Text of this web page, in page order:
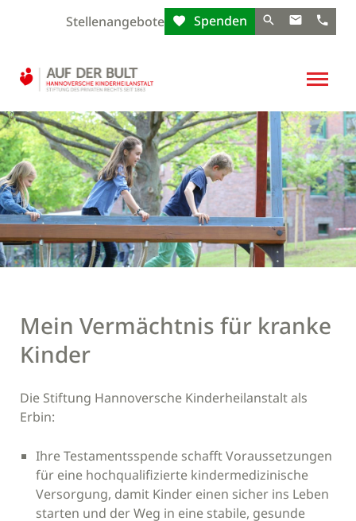
Stellenangebote Spenden
Mein Vermächtnis für kranke
Kinder
Die Stiftung Hannoversche Kinderheilanstalt als
Erbin:
Ihre Testamentsspende schafft Voraussetzungen
für eine hochqualifizierte kindermedizinische
Versorgung, damit Kinder einen sicher ins Leben
starten und der Weg in eine stabile, gesunde